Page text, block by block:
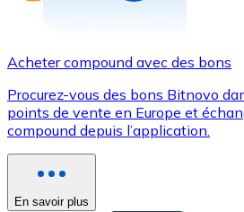
Acheter compound avec des bons
Procurez-vous des bons Bitnovo
points de vente en Europe et
compound depuis l’application.
En savoir plus